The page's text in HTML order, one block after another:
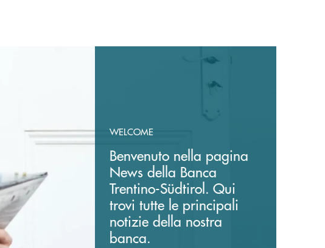
WELCOME
Benvenuto nella pagina
News della Banca
Trentino-Südtirol. Qui
trovi tutte le principali
notizie della nostra
banca.